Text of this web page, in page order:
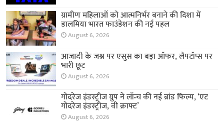
ग्रामीण महिलाओं को आत्मनिर्भर बनाने की दिशा में
डालमिया भारत फाउंडेशन की नई पहल
August 6, 2026
आजादी के जश्न पर एसुस का बड़ा ऑफर, लैपटॉप्स पर
भारी छूट
August 6, 2026
गोदरेज इंडस्ट्रीज ग्रुप ने लॉन्च की नई ब्रांड फिल्म, ‘एट
गोदरेज इंडस्ट्रीज, वी क्राफ्ट’
August 6, 2026